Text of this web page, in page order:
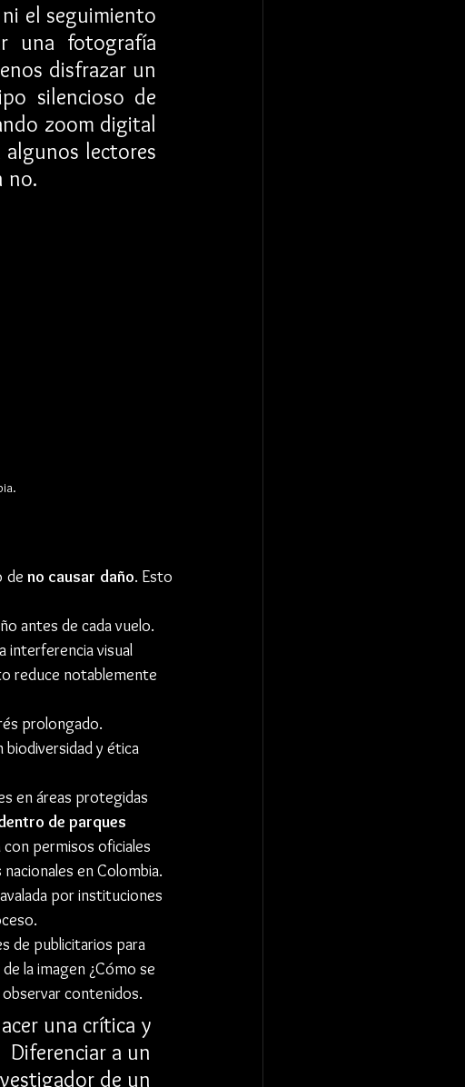
el seguimiento
una fotografía
disfrazar un
silencioso de
zoom digital
lectores
no.
de no causar daño. Esto
antes de cada vuelo.
interferencia visual
reduce notablemente
prolongado.
y ética
en áreas protegidas
de parques
permisos oficiales
en Colombia.
por instituciones
de publicitarios para
la imagen ¿Cómo se
contenidos.
una crítica y
Diferenciar a un
de un